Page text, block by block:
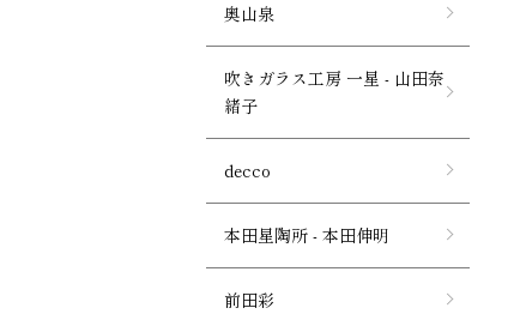
奥山泉
吹きガラス工房 一星 - 山田奈
緒子
decco
本田星陶所 - 本田伸明
前田彩